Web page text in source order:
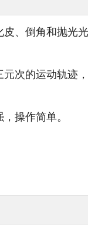
、倒角和抛光
次的运动轨迹
操作简单。